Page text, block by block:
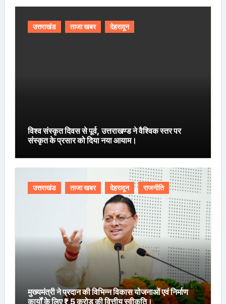
उत्तराखंड ताजा खबर देहरादून
विश्व संस्कृत दिवस से पूर्व, उत्तराखण्ड ने वैश्विक स्तर पर
संस्कृत के प्रसार को दिया नया आयाम।
उत्तराखंड ताजा खबर देहरादून राजनीति
मुख्यमंत्री ने प्रदान की विभिन्न विकास योजनाओं एवं निर्माण
कार्यों के लिए ₹ 5 करोड़ की वित्तीय स्वीकृति।